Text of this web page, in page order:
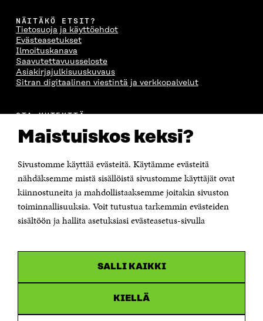
Maistuiskos keksi?
Sivustomme käyttää evästeitä. Käytämme evästeitä
nähdäksemme mistä sisällöistä sivustomme käyttäjät ovat
kiinnostuneita ja mahdollistaaksemme joitakin sivuston
toiminnallisuuksia. Voit tutustua tarkemmin evästeiden
sisältöön ja hallita asetuksiasi evästeasetus-sivulla
SALLI KAIKKI
KIELLÄ
NÄITÄKÖ ETSIT?
Tietosuoja ja käyttöehdot
Evästeasetukset
Ilmoituskanava
Saavutettavuusseloste
Asiakirjajulkisuuskuvaus
Sitran digitaalinen viestintä ja verkkopalvelut
OTA YHTEYTTÄ
Itämerenkatu 11-13, PL 160,
00181 Helsinki
Puhelin +358 294 618 991
Sähköpostiosoite
Saapumisohjeet
Y-tunnus 0202132-3
uudessa